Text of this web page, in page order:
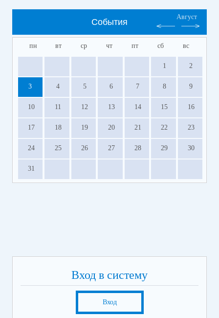
События
Август
пн вт ср чт пт сб вс
1 2
3 4 5 6 7 8 9
10 11 12 13 14 15 16
17 18 19 20 21 22 23
24 25 26 27 28 29 30
31
Вход в систему
Вход